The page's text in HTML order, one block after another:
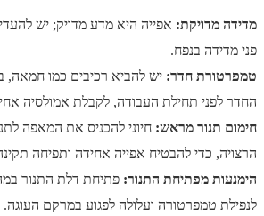
מדידה מדויקת: אפייה היא מדע מדויק; יש
פני מדידה בנפח.
טמפרטורת חדר: יש להביא רכיבים כמו חמאה,
החדר לפני תחילת העבודה, לקבלת אמולסיה
חימום תנור מראש: חיוני להכניס את המאפה
הרצויה, כדי להבטיח אפייה אחידה ותפיחה
הימנעות מפתיחת התנור: פתיחת דלת התנור
לנפילת טמפרטורה ועלולה לפגוע במרקם העוגה.